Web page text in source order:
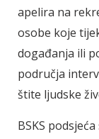
apelira na
osobe koje
događanja ili
područja
štite ljudske
BSKS